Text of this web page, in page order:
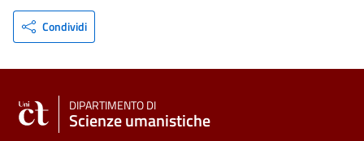
Condividi
DIPARTIMENTO DI
Scienze umanistiche